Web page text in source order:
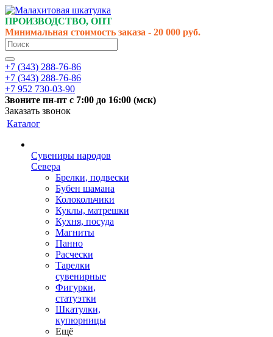
ПРОИЗВОДСТВО, ОПТ
Минимальная стоимость заказа - 20 000 руб.
+7 (343) 288-76-86
+7 (343) 288-76-86
+7 952 730-03-90
Звоните пн-пт с 7:00 до 16:00 (мск)
Заказать звонок
Каталог
Сувениры народов
Севера
Брелки, подвески
Бубен шамана
Колокольчики
Куклы, матрешки
Кухня, посуда
Магниты
Панно
Расчески
Тарелки
сувенирные
Фигурки,
статуэтки
Шкатулки,
купюрницы
Ещё